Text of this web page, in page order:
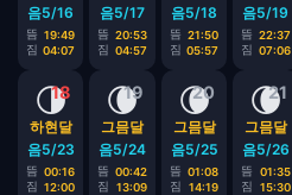
음5/16
뜸 19:49
짐 04:07
음5/17
뜸 20:53
짐 04:57
음5/18
뜸 21:50
짐 05:57
음5/19
뜸 22:37
짐 07:06
18
🌗
하현달
음5/23
뜸 00:16
짐 12:00
19
🌘
그믐달
음5/24
뜸 00:42
짐
13:09
20
🌘
그믐달
음5/25
뜸 01:08
짐
14:19
21
🌘
그믐달
음5/26
뜸
01:35
짐
15:30